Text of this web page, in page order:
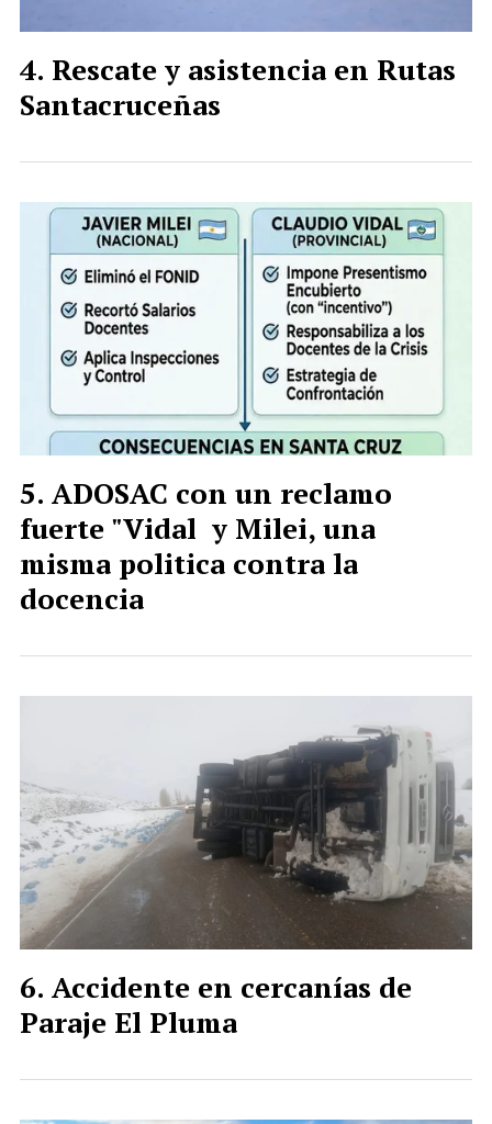
Rescate y asistencia en Rutas
Santacruceñas
ADOSAC con un reclamo
fuerte "Vidal y Milei, una
misma politica contra la
docencia
Accidente en cercanías de
Paraje El Pluma